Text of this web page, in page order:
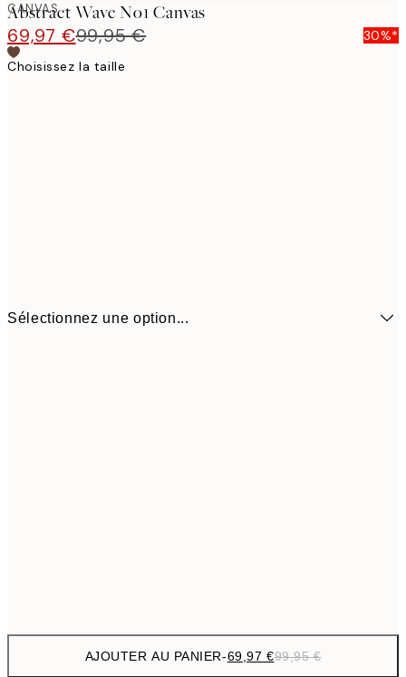
CANVAS
Abstract Wave No1 Canvas
69,97 €99,95 €
30%*
Choisissez la taille
Sélectionnez une option...
AJOUTER AU PANIER-69,97 €99,95 €